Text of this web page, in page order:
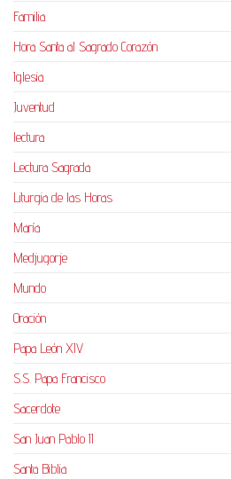
Familia
Hora Santa al Sagrado Corazón
Iglesia
Juventud
lectura
Lectura Sagrada
Liturgia de las Horas
María
Medjugorje
Mundo
Oración
Papa León XIV
S.S. Papa Francisco
Sacerdote
San Juan Pablo II
Santa Biblia